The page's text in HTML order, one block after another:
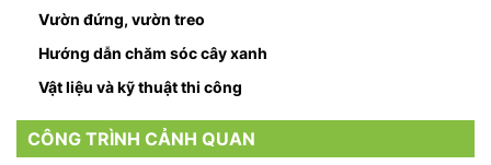
Vườn đứng, vườn treo
Hướng dẫn chăm sóc cây xanh
Vật liệu và kỹ thuật thi công
CÔNG TRÌNH CẢNH QUAN